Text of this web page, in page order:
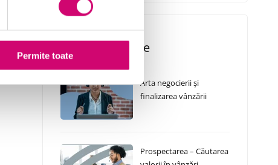
Permite toateCursuri Similare
Arta negocierii și
finalizarea vânzării
Prospectarea – Căutarea